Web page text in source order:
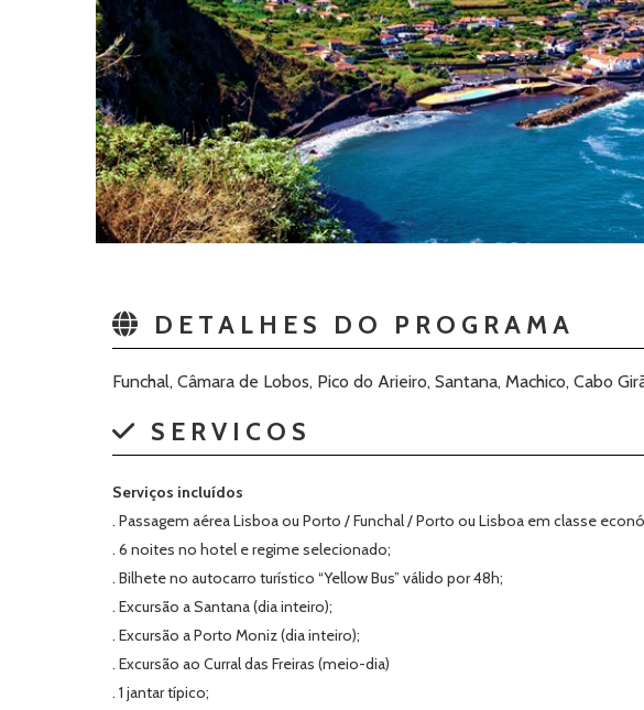
DETALHES DO PROGRAMA
Funchal, Câmara de Lobos, Pico do Arieiro, Santana, Machico, Cabo
SERVICOS
Serviços incluídos
. Passagem aérea Lisboa ou Porto / Funchal / Porto ou Lisboa em classe
. 6 noites no hotel e regime selecionado;
. Bilhete no autocarro turístico “Yellow Bus” válido por 48h;
. Excursão a Santana (dia inteiro);
. Excursão a Porto Moniz (dia inteiro);
. Excursão ao Curral das Freiras (meio-dia)
. 1 jantar típico;